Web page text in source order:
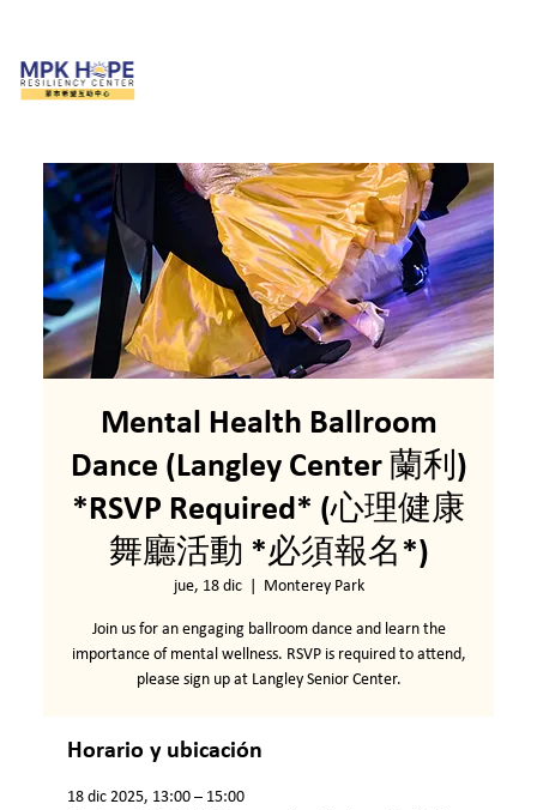
Mental Health Ballroom
Dance (Langley Center 蘭利)
*RSVP Required* (心理健康
舞廳活動 *必須報名*)
jue, 18 dic
  |
Monterey Park
Join us for an engaging ballroom dance and learn the
importance of mental wellness. RSVP is required to attend,
please sign up at Langley Senior Center.
Horario y ubicación
18 dic 2025, 13:00 – 15:00